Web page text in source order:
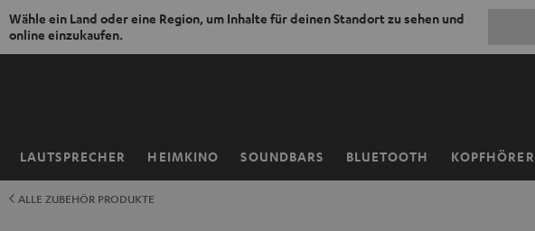
Wähle ein Land oder eine Region, um Inhalte für deinen Standort zu sehen und
online einzukaufen.
ZUM
LAUTSPRECHER HEIMKINO SOUNDBARS BLUETOOTH KOPFHÖRER
Startseite
ALLE ZUBEHÖR PRODUKTE